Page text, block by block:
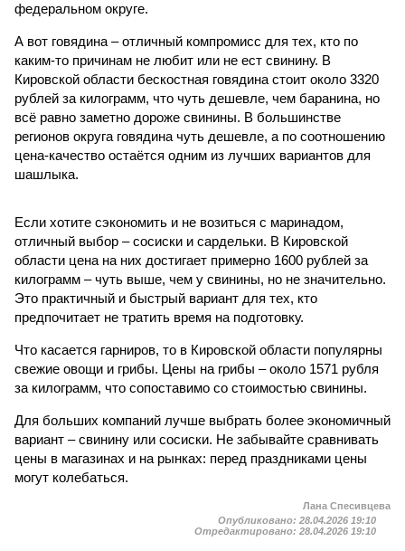
федеральном округе.
А вот говядина – отличный компромисс для тех, кто по
каким-то причинам не любит или не ест свинину. В
Кировской области бескостная говядина стоит около 3320
рублей за килограмм, что чуть дешевле, чем баранина, но
всё равно заметно дороже свинины. В большинстве
регионов округа говядина чуть дешевле, а по соотношению
цена-качество остаётся одним из лучших вариантов для
шашлыка.
Если хотите сэкономить и не возиться с маринадом,
отличный выбор – сосиски и сардельки. В Кировской
области цена на них достигает примерно 1600 рублей за
килограмм – чуть выше, чем у свинины, но не значительно.
Это практичный и быстрый вариант для тех, кто
предпочитает не тратить время на подготовку.
Что касается гарниров, то в Кировской области популярны
свежие овощи и грибы. Цены на грибы – около 1571 рубля
за килограмм, что сопоставимо со стоимостью свинины.
Для больших компаний лучше выбрать более экономичный
вариант – свинину или сосиски. Не забывайте сравнивать
цены в магазинах и на рынках: перед праздниками цены
могут колебаться.
Лана Спесивцева
Опубликовано: 28.04.2026 19:10
Отредактировано: 28.04.2026 19:10